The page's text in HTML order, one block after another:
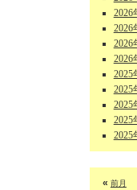
2026
2026
2026
2026
2025
2025
2025
2025
2025
« 前月